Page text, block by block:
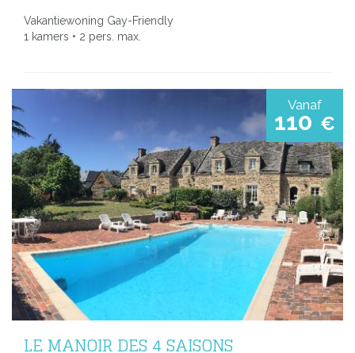
Vakantiewoning Gay-Friendly
1 kamers • 2 pers. max.
Vanaf
110 €
LE MANOIR DES 4 SAISONS